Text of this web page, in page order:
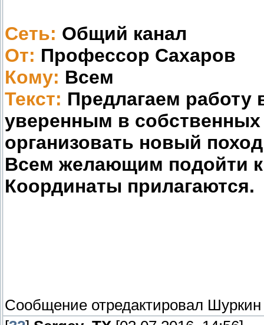
Сеть: Общий канал
От: Профессор Сахаров
Кому: Всем
Текст: Предлагаем
уверенным в
организовать новый
Всем желающим подойти
Координаты прилагаются.
Сообщение отредактировал Шуркин